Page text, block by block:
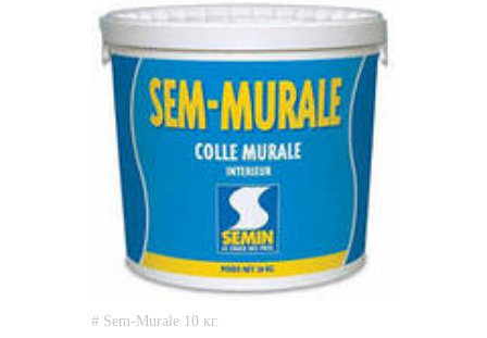
# Sem-Murale 10 кг.